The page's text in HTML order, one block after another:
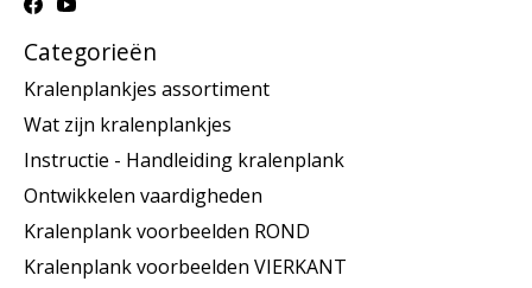
Categorieën
Kralenplankjes assortiment
Wat zijn kralenplankjes
Instructie - Handleiding kralenplank
Ontwikkelen vaardigheden
Kralenplank voorbeelden ROND
Kralenplank voorbeelden VIERKANT